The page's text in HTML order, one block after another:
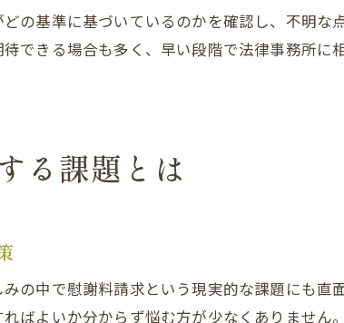
の基準に基づいているのかを確認し、不明な
できる場合も多く、早い段階で法律事務所に
る課題とは
の中で慰謝料請求という現実的な課題にも直
ばよいか分からず悩む方が少なくありません。